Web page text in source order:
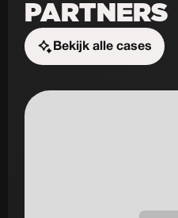
PARTNERS
Bekijk alle cases
Start de uitdaging